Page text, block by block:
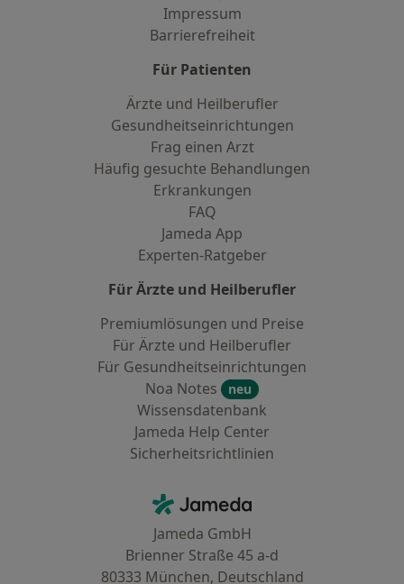
Impressum
Barrierefreiheit
Für Patienten
Ärzte und Heilberufler
Gesundheitseinrichtungen
Frag einen Arzt
Häufig gesuchte Behandlungen
Erkrankungen
FAQ
Jameda App
Experten-Ratgeber
Für Ärzte und Heilberufler
Premiumlösungen und Preise
Für Ärzte und Heilberufler
Für Gesundheitseinrichtungen
Noa Notes
neu
Wissensdatenbank
Jameda Help Center
Sicherheitsrichtlinien
Jameda - Startseite
Jameda GmbH
Brienner Straße 45 a-d
80333 München, Deutschland